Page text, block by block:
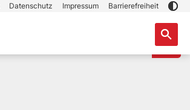
Datenschutz Impressum Barrierefreiheit